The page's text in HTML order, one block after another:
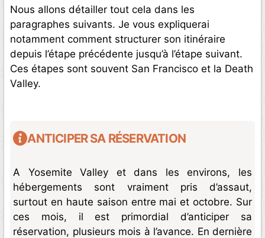
Nous allons détailler tout cela dans les
paragraphes suivants. Je vous expliquerai
notamment comment structurer son itinéraire
depuis l’étape précédente jusqu’à l’étape suivant.
Ces étapes sont souvent San Francisco et la Death
Valley.
ANTICIPER SA RÉSERVATION
A Yosemite Valley et dans les environs, les
hébergements sont vraiment pris d’assaut,
surtout en haute saison entre mai et octobre. Sur
ces mois, il est primordial d’anticiper sa
réservation, plusieurs mois à l’avance. En dernière